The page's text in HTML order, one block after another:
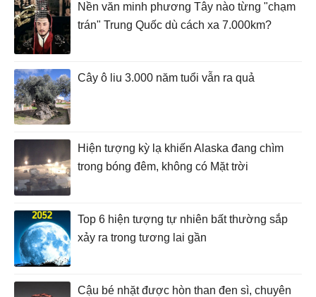
Nền văn minh phương Tây nào từng "chạm
trán" Trung Quốc dù cách xa 7.000km?
Cây ô liu 3.000 năm tuổi vẫn ra quả
Hiện tượng kỳ lạ khiến Alaska đang chìm
trong bóng đêm, không có Mặt trời
Top 6 hiện tượng tự nhiên bất thường sắp
xảy ra trong tương lai gần
Cậu bé nhặt được hòn than đen sì, chuyên